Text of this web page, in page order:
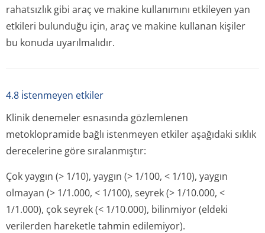
rahatsızlık gibi araç ve makine kullanımını etkileyen yan
etkileri bulunduğu için, araç ve makine kullanan kişiler
bu konuda uyarılmalıdır.
4.8 i̇stenmeyen etkiler
Klinik denemeler esnasında gözlemlenen
metoklopramide bağlı istenmeyen etkiler aşağıdaki sıklık
derecelerine göre sıralanmıştır:
Çok yaygın (> 1/10), yaygın (> 1/100, < 1/10), yaygın
olmayan (> 1/1.000, < 1/100), seyrek (> 1/10.000, <
1/1.000), çok seyrek (< 1/10.000), bilinmiyor (eldeki
verilerden hareketle tahmin edilemiyor).